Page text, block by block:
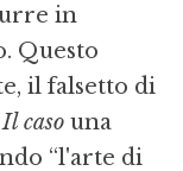
in
Questo
il falsetto di
Il caso una
“l'arte di